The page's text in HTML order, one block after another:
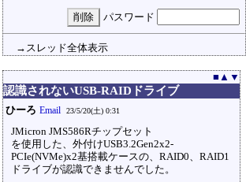
パスワード
→スレッド全体表示
■ ▲ ▼
認識されないUSB-RAIDドライブ
ひーろ Email 23/5/20(土) 0:31
JMicron JMS586Rチップセット
を使用した、外付けUSB3.2Gen2x2-
PCIe(NVMe)x2基搭載ケースの、RAID0、RAID1
ドライブが認識できませんでした。